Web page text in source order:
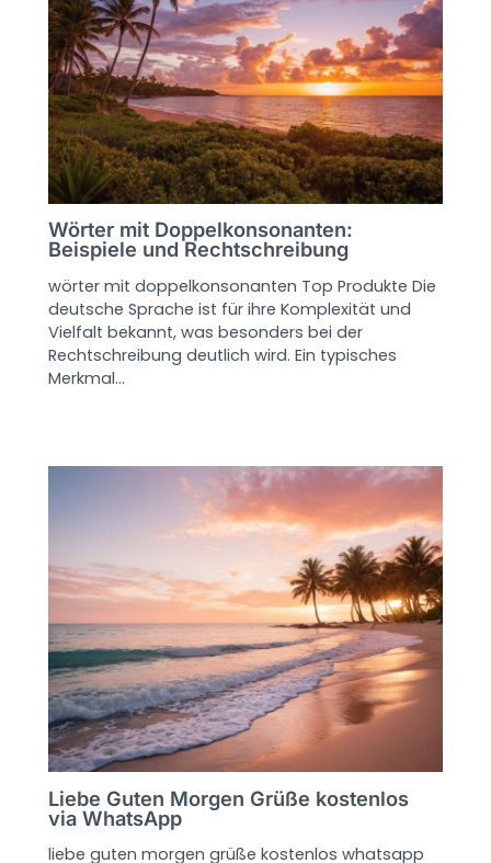
Wörter mit Doppelkonsonanten:
Beispiele und Rechtschreibung
wörter mit doppelkonsonanten Top Produkte Die
deutsche Sprache ist für ihre Komplexität und
Vielfalt bekannt, was besonders bei der
Rechtschreibung deutlich wird. Ein typisches
Merkmal…
Liebe Guten Morgen Grüße kostenlos
via WhatsApp
liebe guten morgen grüße kostenlos whatsapp